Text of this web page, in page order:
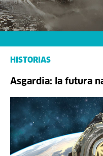
HISTORIAS
Asgardia: la futura